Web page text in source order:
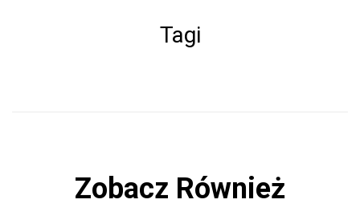
Tagi
Zobacz Również